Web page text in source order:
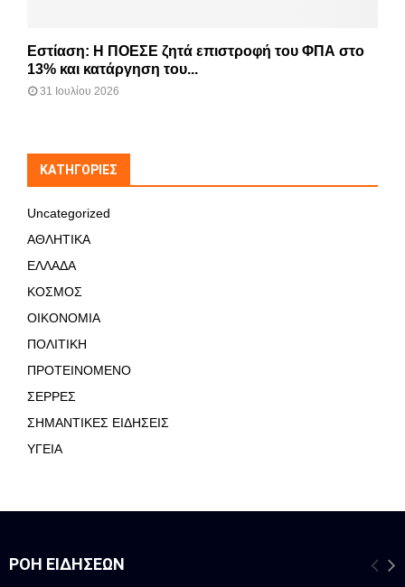
Εστίαση: Η ΠΟΕΣΕ ζητά επιστροφή του ΦΠΑ στο
13% και κατάργηση του...
31 Ιουλίου 2026
KΑΤΗΓΟΡΊΕΣ
Uncategorized
ΑΘΛΗΤΙΚΑ
ΕΛΛΑΔΑ
ΚΟΣΜΟΣ
ΟΙΚΟΝΟΜΙΑ
ΠΟΛΙΤΙΚΗ
ΠΡΟΤΕΙΝΟΜΕΝΟ
ΣΕΡΡΕΣ
ΣΗΜΑΝΤΙΚΕΣ ΕΙΔΗΣΕΙΣ
ΥΓΕΙΑ
ΡΟΉ ΕΙΔΉΣΕΩΝ